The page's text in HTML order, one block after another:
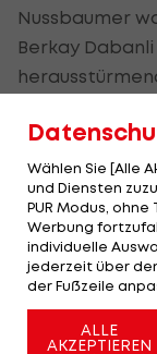
Nussbaumer
Berkay
die Austria
Minute sein
das zweite
Bein in
Rieglers blieb
Zwar
von Sam mit
Wählen Sie [Alle
und Diensten
PUR Modus,
Werbung
individuelle
jederzeit über
der Fußzeile
ALLE
AKZEPTIEREN